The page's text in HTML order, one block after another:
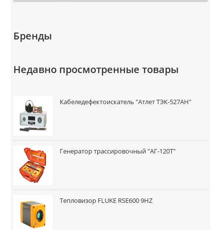
Бренды
Недавно просмотренные товары
Кабеледефектоискатель "Атлет ТЭК-527АН"
Генератор трассировочный "АГ-120Т"
Тепловизор FLUKE RSE600 9HZ